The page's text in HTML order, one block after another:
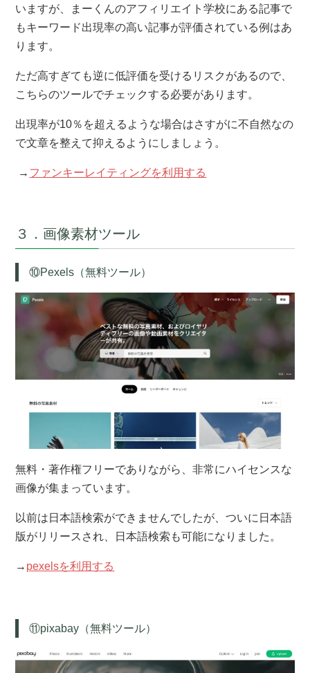
いますが、まーくんのアフィリエイト学校にある記事で
もキーワード出現率の高い記事が評価されている例はあ
ります。
ただ高すぎても逆に低評価を受けるリスクがあるので、
こちらのツールでチェックする必要があります。
出現率が10％を超えるような場合はさすがに不自然なの
で文章を整えて抑えるようにしましょう。
→ ファンキーレイティングを利用する
３．画像素材ツール
⑩Pexels（無料ツール）
無料・著作権フリーでありながら、非常にハイセンスな
画像が集まっています。
以前は日本語検索ができませんでしたが、ついに日本語
版がリリースされ、日本語検索も可能になりました。
→ pexelsを利用する
⑪pixabay（無料ツール）